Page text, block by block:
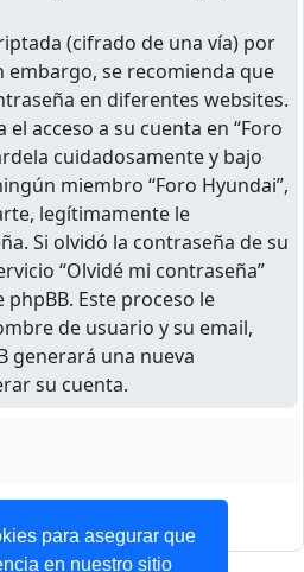
para asegurar que
en nuestro sitio
(cifrado de una vía) por
embargo, se recomienda que
en diferentes websites.
acceso a su cuenta en “Foro
cuidadosamente y bajo
miembro “Foro Hyundai”,
legítimamente le
Si olvidó la contraseña de su
“Olvidé mi contraseña”
Este proceso le
de usuario y su email,
generará una nueva
su cuenta.
2025
| Condiciones